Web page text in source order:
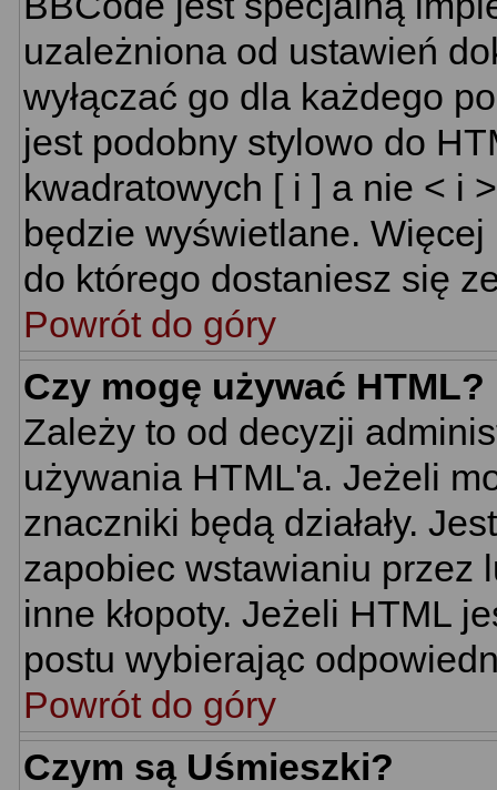
uzależniona od ustawień
wyłączać go dla każdego
jest podobny stylowo do
kwadratowych [ i ] a nie < i
będzie wyświetlane.
do którego dostaniesz się
Powrót do góry
Czy mogę używać HTML?
Zależy to od decyzji
używania HTML'a. Jeżeli
znaczniki będą działały.
zapobiec wstawianiu przez
inne kłopoty. Jeżeli HTML
postu wybierając
Powrót do góry
Czym są Uśmieszki?